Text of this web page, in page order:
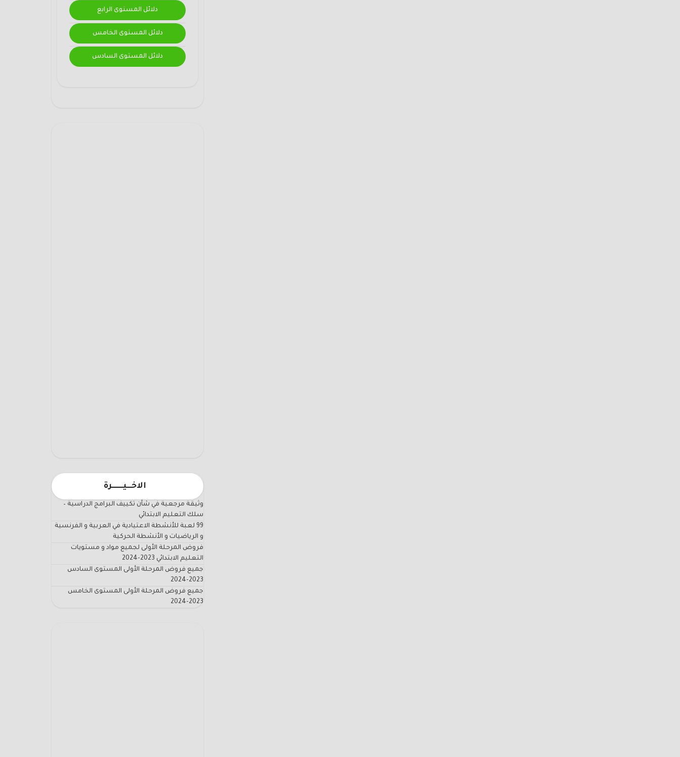
دلائل المستوى الرابع
دلائل المستوى الخامس
دلائل المستوى السادس
الاخـــيـــــــرة
وثيقة مرجعية في شأن تكييف البرامج الدراسية –
سلك التعليم الابتدائي
99 لعبة للأنشطة الاعتيادية في العربية و الفرنسية
و الرياضيات و الأنشطة الحركية
فروض المرحلة الأولى لجميع مواد و مستويات
التعليم الابتدائي 2023-2024
جميع فروض المرحلة الأولى المستوى السادس
2023-2024
جميع فروض المرحلة الأولى المستوى الخامس
2023-2024